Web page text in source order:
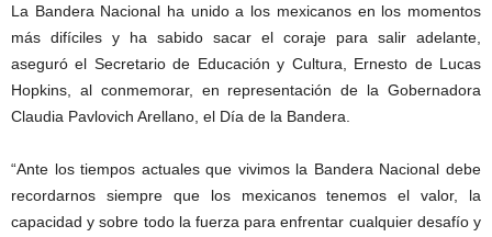
La Bandera Nacional ha unido a los mexicanos en los momentos
más difíciles y ha sabido sacar el coraje para salir adelante,
aseguró el Secretario de Educación y Cultura, Ernesto de Lucas
Hopkins, al conmemorar, en representación de la Gobernadora
Claudia Pavlovich Arellano, el Día de la Bandera.
“Ante los tiempos actuales que vivimos la Bandera Nacional debe
recordarnos siempre que los mexicanos tenemos el valor, la
capacidad y sobre todo la fuerza para enfrentar cualquier desafío y